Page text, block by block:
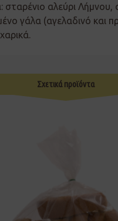
σταρένιο αλεύρι Λήμνου,
γάλα (αγελαδινό και
Σχετικά προϊόντα